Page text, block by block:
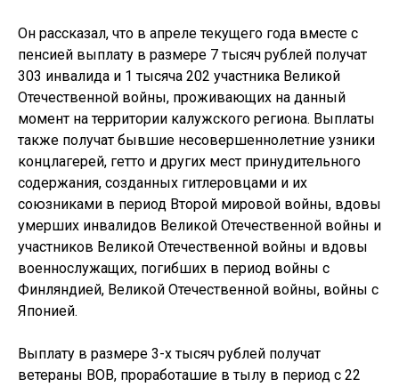
Он рассказал, что в апреле текущего года вместе с
пенсией выплату в размере 7 тысяч рублей получат
303 инвалида и 1 тысяча 202 участника Великой
Отечественной войны, проживающих на данный
момент на территории калужского региона. Выплаты
также получат бывшие несовершеннолетние узники
концлагерей, гетто и других мест принудительного
содержания, созданных гитлеровцами и их
союзниками в период Второй мировой войны, вдовы
умерших инвалидов Великой Отечественной войны и
участников Великой Отечественной войны и вдовы
военнослужащих, погибших в период войны с
Финляндией, Великой Отечественной войны, войны с
Японией.
Выплату в размере 3-х тысяч рублей получат
ветераны ВОВ, проработашие в тылу в период с 22